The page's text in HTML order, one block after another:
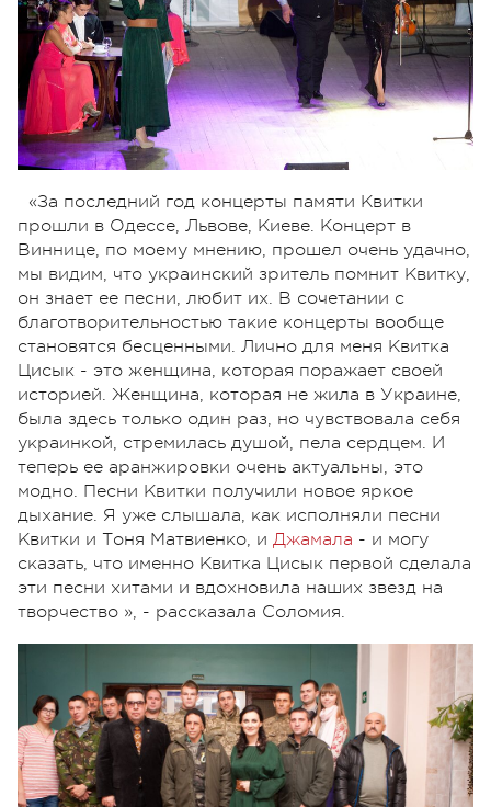
«За последний год концерты памяти Квитки
прошли в Одессе, Львове, Киеве. Концерт в
Виннице, по моему мнению, прошел очень удачно,
мы видим, что украинский зритель помнит Квитку,
он знает ее песни, любит их. В сочетании с
благотворительностью такие концерты вообще
становятся бесценными. Лично для меня Квитка
Цисык - это женщина, которая поражает своей
историей. Женщина, которая не жила в Украине,
была здесь только один раз, но чувствовала себя
украинкой, стремилась душой, пела сердцем. И
теперь ее аранжировки очень актуальны, это
модно. Песни Квитки получили новое яркое
дыхание. Я уже слышала, как исполняли песни
Квитки и Тоня Матвиенко, и Джамала - и могу
сказать, что именно Квитка Цисык первой сделала
эти песни хитами и вдохновила наших звезд на
творчество », - рассказала Соломия.